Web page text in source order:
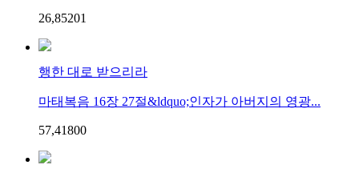
26,85201
행한 대로 받으리라
마태복음 16장 27절&ldquo;인자가 아버지의 영광...
57,41800